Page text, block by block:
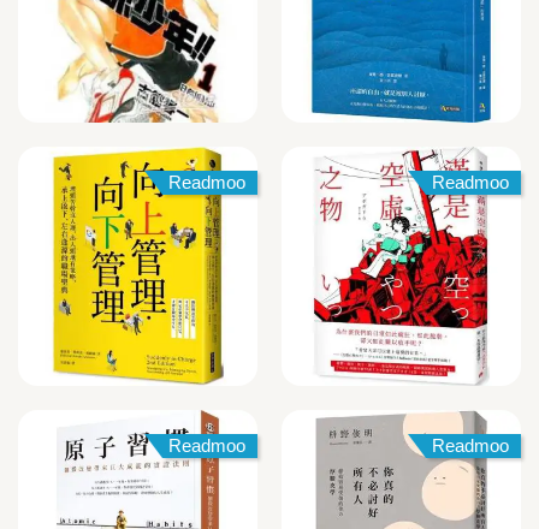
Readmoo Readmoo
Readmoo Readmoo